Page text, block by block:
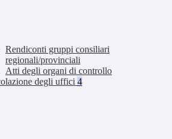
Rendiconti gruppi consiliari
regionali/provinciali
Atti degli organi di controllo
degli uffici 4